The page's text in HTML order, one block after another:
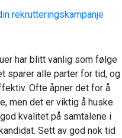
rekrutteringskampanje
har blitt vanlig som følge
sparer alle parter for tid, og
Ofte åpner det for å
men det er viktig å huske
kvalitet på samtalene i
Sett av god nok tid